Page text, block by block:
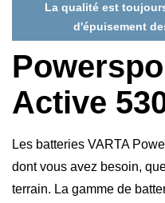
La qualité est
d'épuisement
Active
Les batteries VARTA
dont vous avez besoin,
terrain. La gamme de